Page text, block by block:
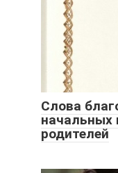
Слова
начальных
родителей